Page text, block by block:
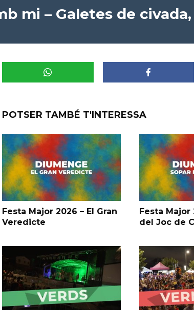
mi – Galetes de
POTSER TAMBÉ T'INTERESSA
Festa Major 2026 – El Gran
Veredicte
Festa Major
del Joc de